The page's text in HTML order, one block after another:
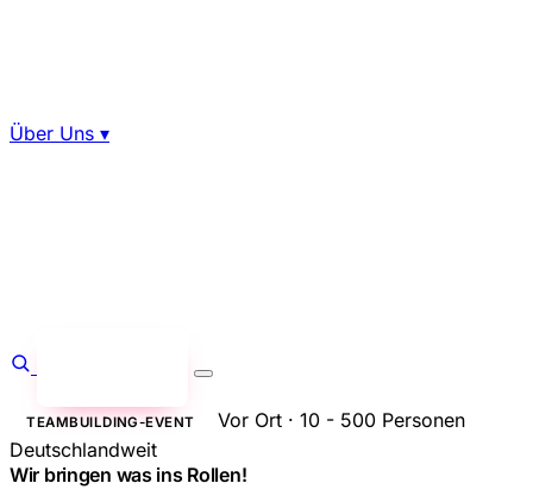
Über Uns ▾
TEAMBUILDING-EVENT
Vor Ort · 10 - 500 Personen
Deutschlandweit
Wir bringen was ins Rollen!